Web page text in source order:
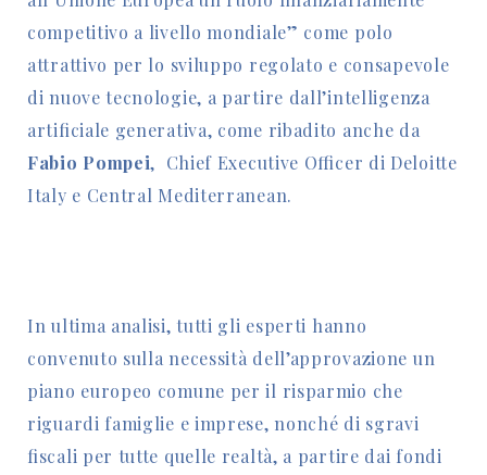
competitivo a livello mondiale” come polo
attrattivo per lo sviluppo regolato e consapevole
di nuove tecnologie, a partire dall’intelligenza
artificiale generativa, come ribadito anche da
Fabio Pompei, Chief Executive Officer di Deloitte
Italy e Central Mediterranean.
In ultima analisi, tutti gli esperti hanno
convenuto sulla necessità dell’approvazione un
piano europeo comune per il risparmio che
riguardi famiglie e imprese, nonché di sgravi
fiscali per tutte quelle realtà, a partire dai fondi